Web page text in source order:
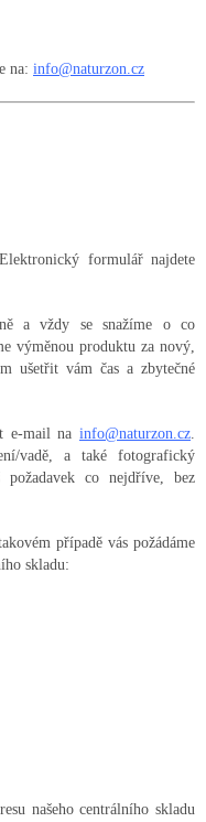
na: info@naturzon.cz
formulář najdete
a vždy se snažíme o co
výměnou produktu za nový,
ušetřit vám čas a zbytečné
e-mail na info@naturzon.cz.
vadě, a také fotografický
co nejdříve, bez
případě vás požádáme
skladu:
našeho centrálního skladu